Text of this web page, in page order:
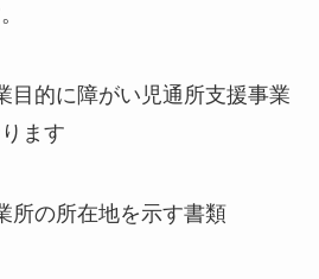
目的に障がい児通所支援事業
ます
所の所在地を示す書類